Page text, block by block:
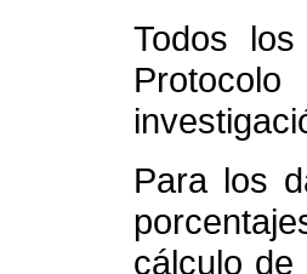
Todos
Para los
cálculo